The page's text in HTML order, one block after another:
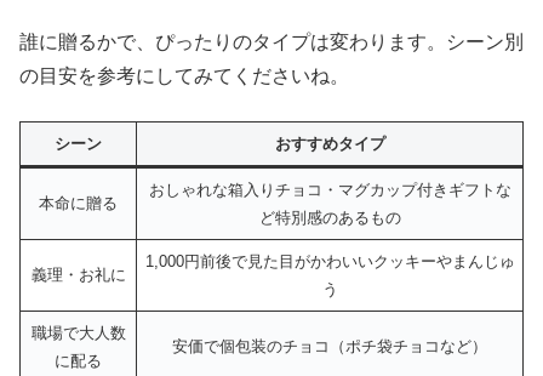
誰に贈るかで、ぴったりのタイプは変わります。シーン別
の目安を参考にしてみてくださいね。
シーン おすすめタイプ
本命に贈る
おしゃれな箱入りチョコ・マグカップ付きギフトな
ど特別感のあるもの
義理・お礼に
1,000円前後で見た目がかわいいクッキーやまんじゅ
う
職場で大人数
に配る
安価で個包装のチョコ（ポチ袋チョコなど）